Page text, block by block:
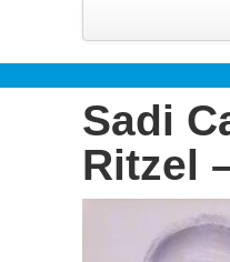
História
Sadi
Ritzel